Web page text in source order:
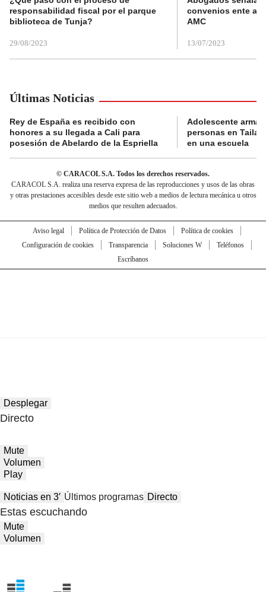
responsabilidad fiscal por el parque
biblioteca de Tunja?
29/08/2023
convenios ente
AMC
13/07/2023
Últimas Noticias
Rey de España es recibido con
honores a su llegada a Cali para
posesión de Abelardo de la Espriella
Adolescente
personas en
en una escuela
© CARACOL S.A. Todos los derechos reservados.
CARACOL S.A. realiza una reserva expresa de las reproducciones y usos de las obras
y otras prestaciones accesibles desde este sitio web a medios de lectura mecánica u otros
medios que resulten adecuados.
Aviso legal Política de Protección de Datos
Política de cookies
Configuración de cookies
Transparencia Soluciones W
Teléfonos
Escríbanos
Desplegar
Directo
Mute
Volumen
Play
Noticias en 3′ Últimos programas Directo
Estas escuchando
Mute
Volumen